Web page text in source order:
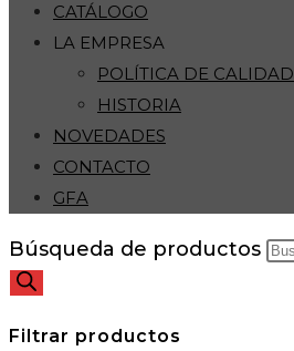
CATÁLOGO
LA EMPRESA
POLÍTICA DE CALIDAD
HISTORIA
NOVEDADES
CONTACTO
GFA
Búsqueda de productos
Filtrar productos